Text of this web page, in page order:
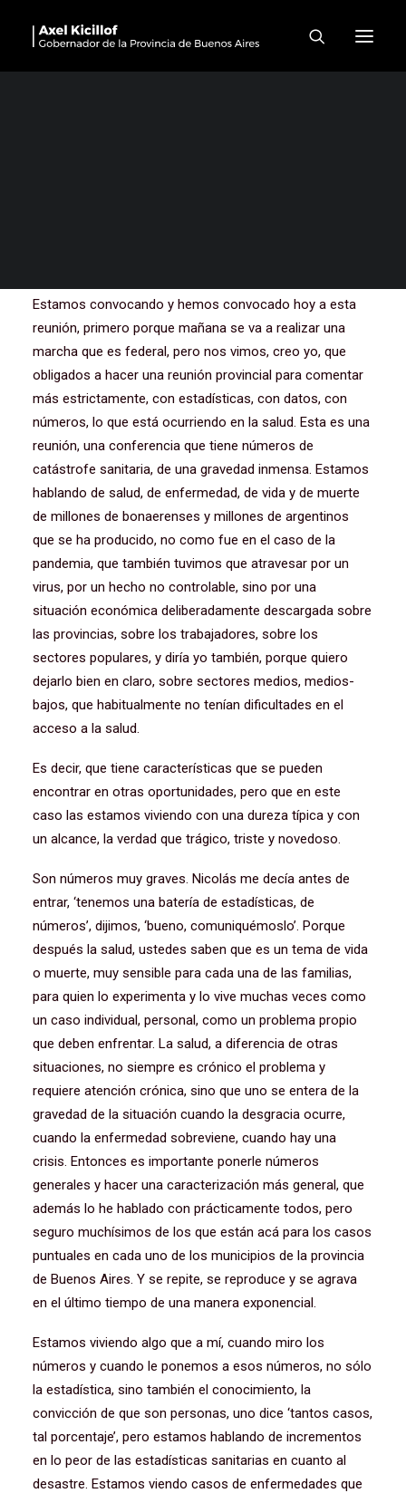
Acto contra el ajuste del
Gobierno nacional en
Estamos convocando y hemos convocado hoy a esta
reunión, primero porque mañana se va a realizar una
marcha que es federal, pero nos vimos, creo yo, que
obligados a hacer una reunión provincial para comentar
más estrictamente, con estadísticas, con datos, con
números, lo que está ocurriendo en la salud. Esta es una
reunión, una conferencia que tiene números de
catástrofe sanitaria, de una gravedad inmensa. Estamos
hablando de salud, de enfermedad, de vida y de muerte
de millones de bonaerenses y millones de argentinos
que se ha producido, no como fue en el caso de la
pandemia, que también tuvimos que atravesar por un
virus, por un hecho no controlable, sino por una
situación económica deliberadamente descargada sobre
las provincias, sobre los trabajadores, sobre los
sectores populares, y diría yo también, porque quiero
dejarlo bien en claro, sobre sectores medios, medios-
bajos, que habitualmente no tenían dificultades en el
acceso a la salud.
Es decir, que tiene características que se pueden
encontrar en otras oportunidades, pero que en este
caso las estamos viviendo con una dureza típica y con
un alcance, la verdad que trágico, triste y novedoso.
Son números muy graves. Nicolás me decía antes de
entrar, ‘tenemos una batería de estadísticas, de
números’, dijimos, ‘bueno, comuniquémoslo’. Porque
después la salud, ustedes saben que es un tema de vida
o muerte, muy sensible para cada una de las familias,
para quien lo experimenta y lo vive muchas veces como
un caso individual, personal, como un problema propio
que deben enfrentar. La salud, a diferencia de otras
situaciones, no siempre es crónico el problema y
requiere atención crónica, sino que uno se entera de la
gravedad de la situación cuando la desgracia ocurre,
cuando la enfermedad sobreviene, cuando hay una
crisis. Entonces es importante ponerle números
generales y hacer una caracterización más general, que
además lo he hablado con prácticamente todos, pero
seguro muchísimos de los que están acá para los casos
puntuales en cada uno de los municipios de la provincia
de Buenos Aires. Y se repite, se reproduce y se agrava
en el último tiempo de una manera exponencial.
Estamos viviendo algo que a mí, cuando miro los
números y cuando le ponemos a esos números, no sólo
la estadística, sino también el conocimiento, la
convicción de que son personas, uno dice ‘tantos casos,
tal porcentaje’, pero estamos hablando de incrementos
en lo peor de las estadísticas sanitarias en cuanto al
desastre. Estamos viendo casos de enfermedades que